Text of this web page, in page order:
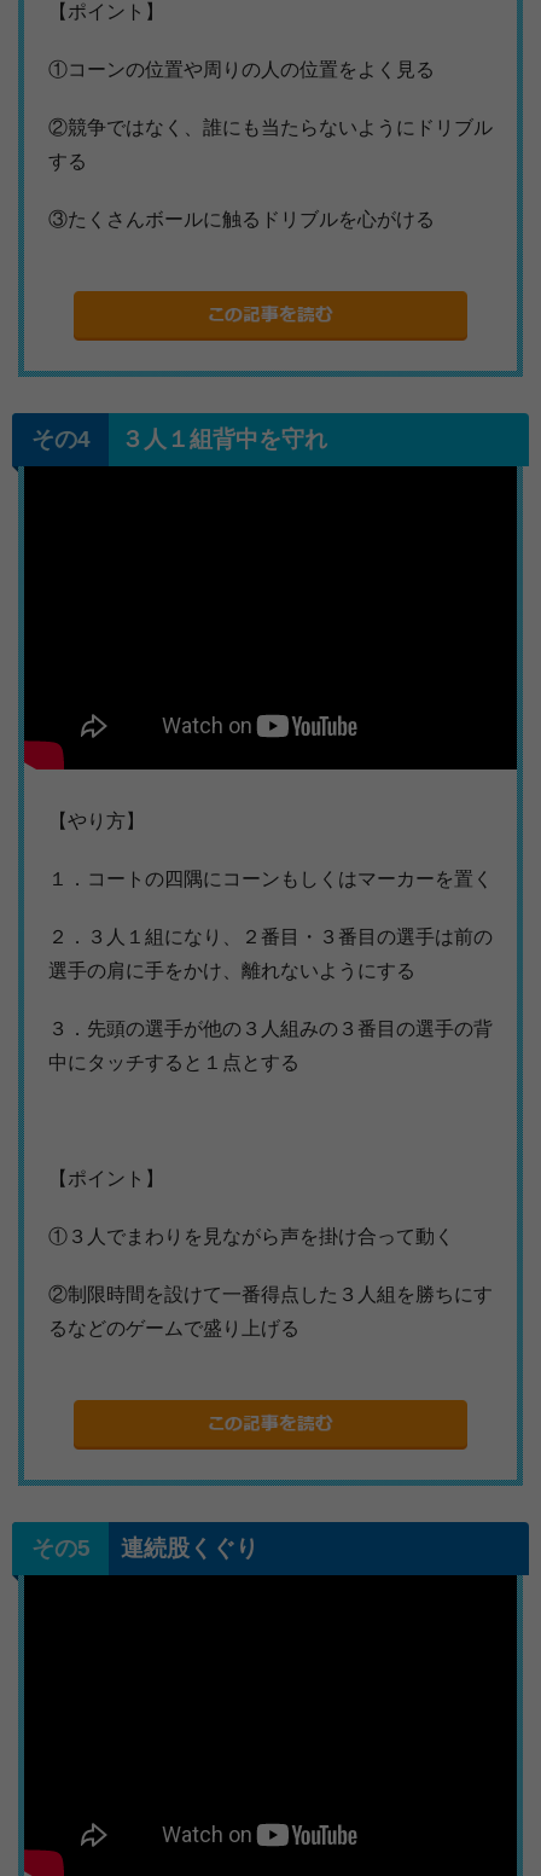
【ポイント】
①コーンの位置や周りの人の位置をよく見る
②競争ではなく、誰にも当たらないようにドリブル
する
③たくさんボールに触るドリブルを心がける
３人１組背中を守れ
【やり方】
１．コートの四隅にコーンもしくはマーカーを置く
２．３人１組になり、２番目・３番目の選手は前の
選手の肩に手をかけ、離れないようにする
３．先頭の選手が他の３人組みの３番目の選手の背
中にタッチすると１点とする
【ポイント】
①３人でまわりを見ながら声を掛け合って動く
②制限時間を設けて一番得点した３人組を勝ちにす
るなどのゲームで盛り上げる
連続股くぐり